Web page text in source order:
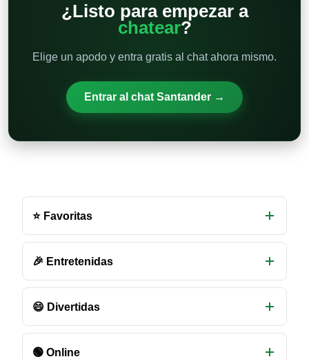
¿Listo para empezar a
chatear?
Elige un apodo y entra gratis al chat ahora mismo.
Entrar al chat Santander →
de
chat
disponibles
⭐ Favoritas
🎉 Entretenidas
😄 Divertidas
🟢 Online